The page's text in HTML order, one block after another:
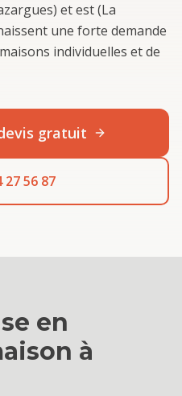
et est (La
une forte demande
individuelles et de
gratuit
27 56 87
en
à